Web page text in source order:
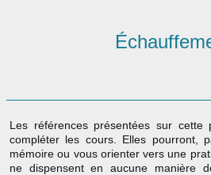
Les références présentées sur
compléter les cours. Elles pourront,
mémoire ou vous orienter vers une
ne dispensent en aucune manière